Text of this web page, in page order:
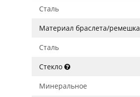
Сталь
Материал браслета/ремешка
Сталь
Стекло
Минеральное